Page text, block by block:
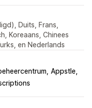
Duits, Frans,
Koreaans, Chinees
en Nederlands
Appstle